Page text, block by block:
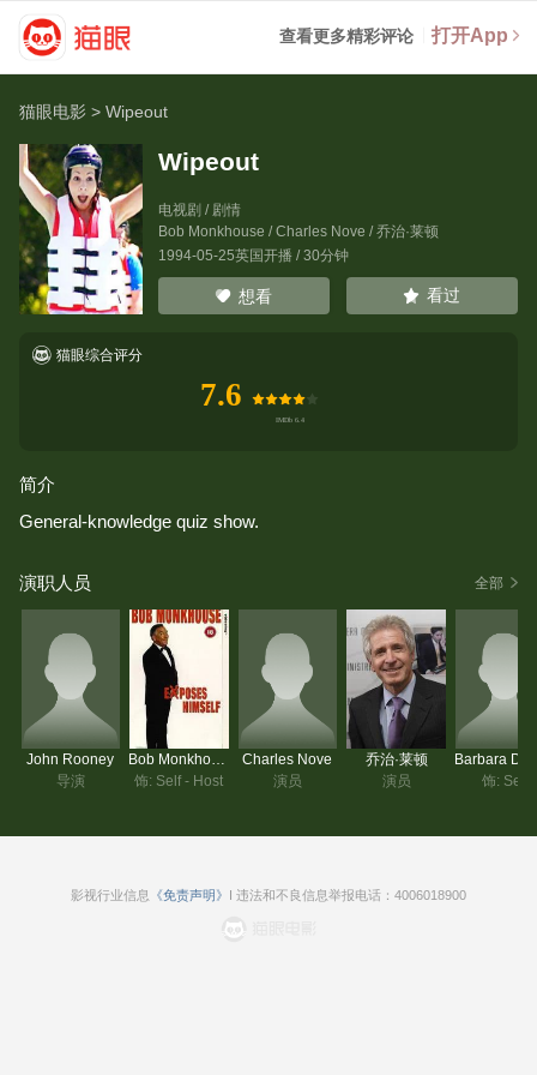
查看更多精彩评论 打开App
猫眼电影 >Wipeout
Wipeout
电视剧 / 剧情
Bob Monkhouse /Charles Nove /乔治·莱顿
1994-05-25英国开播 / 30分钟
想看 看过
猫眼综合评分
7.6
简介
General-knowledge quiz show.
演职人员 全部
John Rooney
导演
饰: Self - Host
Charles Nove
演员
乔治·莱顿
演员
饰: Self
影视行业信息 《免责声明》 I 违法和不良信息举报电话：4006018900